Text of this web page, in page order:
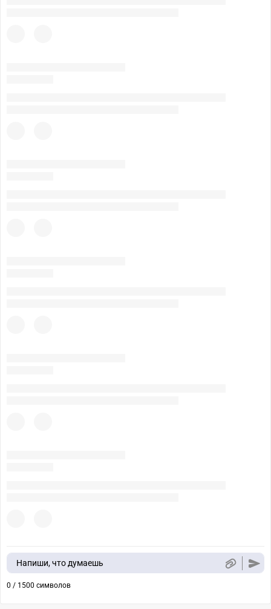
Напиши, что думаешь
0 / 1500 символов